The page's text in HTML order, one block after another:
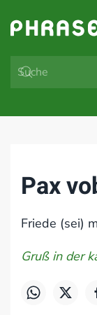
Zum
Pax
Friede (sei)
Gruß in der